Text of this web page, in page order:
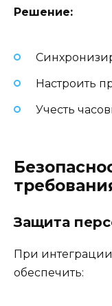
Решение:
Настроить
Учесть
Защита
При
обеспечить: